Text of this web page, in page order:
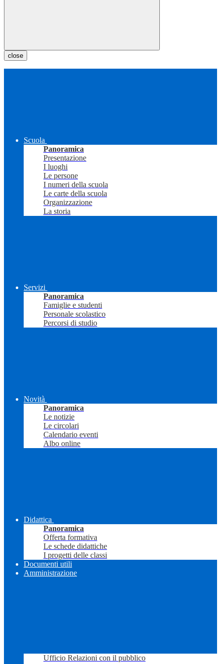
close
Scuola
Panoramica
Presentazione
I luoghi
Le persone
I numeri della scuola
Le carte della scuola
Organizzazione
La storia
Servizi
Panoramica
Famiglie e studenti
Personale scolastico
Percorsi di studio
Novità
Panoramica
Le notizie
Le circolari
Calendario eventi
Albo online
Didattica
Panoramica
Offerta formativa
Le schede didattiche
I progetti delle classi
Documenti utili
Amministrazione
Ufficio Relazioni con il pubblico